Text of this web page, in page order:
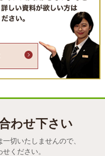
わせ下さい
切いたしませんので、
ください。